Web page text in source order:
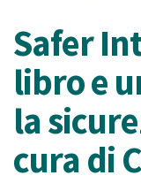
Safer
libro e
la
cura di